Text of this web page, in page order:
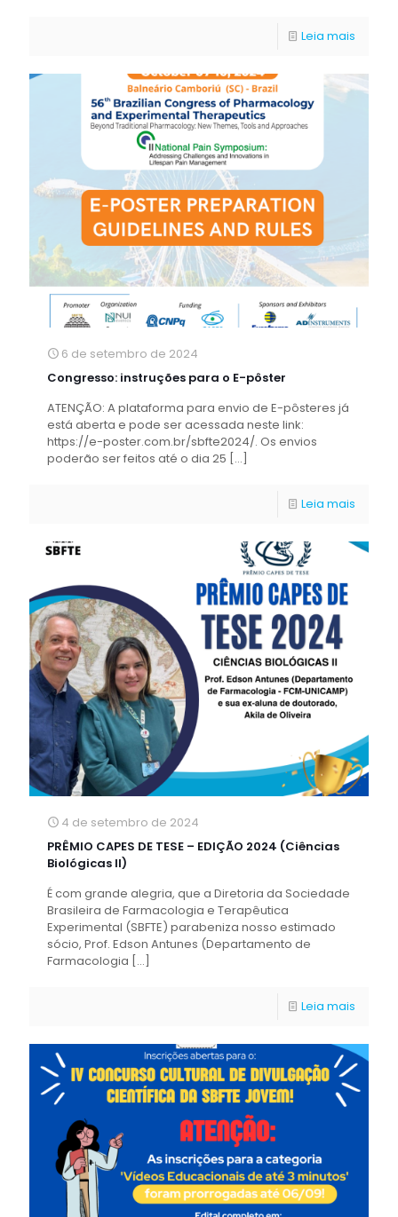
Leia mais
6 de setembro de 2024
Congresso: instruções para o E-pôster
ATENÇÃO: A plataforma para envio de E-pôsteres já
está aberta e pode ser acessada neste link:
https://e-poster.com.br/sbfte2024/. Os envios
poderão ser feitos até o dia 25 […]
Leia mais
4 de setembro de 2024
PRÊMIO CAPES DE TESE – EDIÇÃO 2024 (Ciências
Biológicas II)
É com grande alegria, que a Diretoria da Sociedade
Brasileira de Farmacologia e Terapêutica
Experimental (SBFTE) parabeniza nosso estimado
sócio, Prof. Edson Antunes (Departamento de
Farmacologia […]
Leia mais